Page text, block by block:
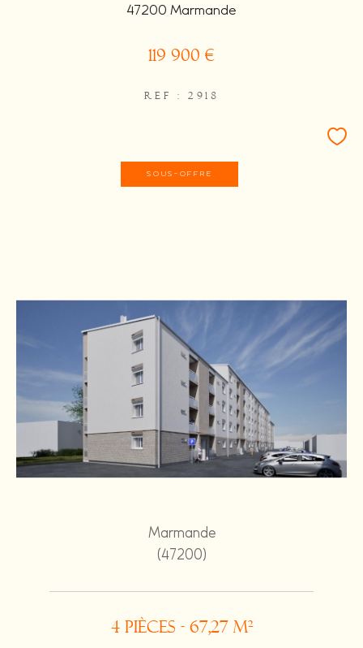
47200 Marmande
119 900 €
REF : 2918
SOUS-OFFRE
Marmande
(47200)
4 pièces - 67,27 m²